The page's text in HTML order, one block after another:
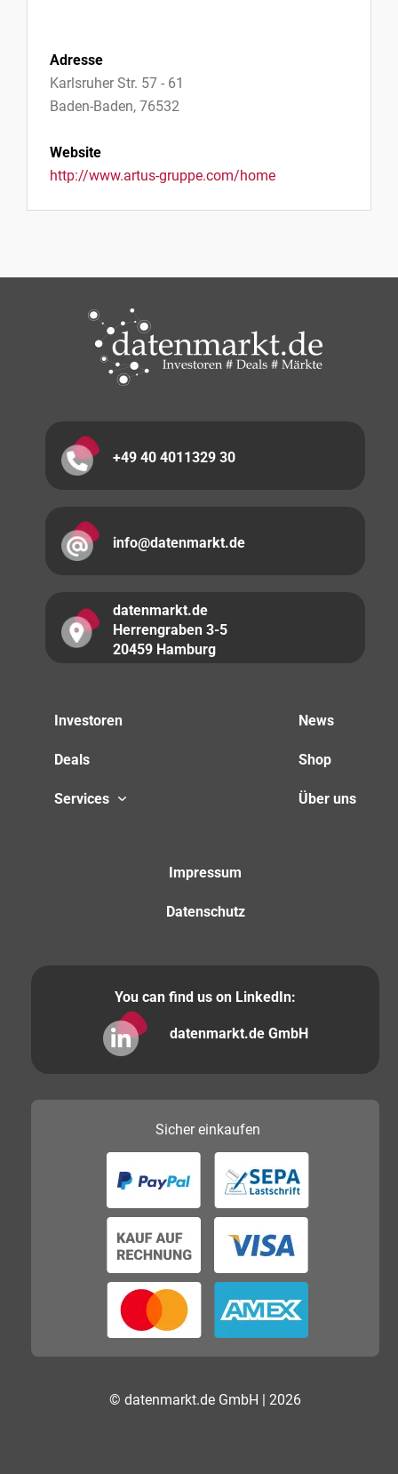
Adresse
Karlsruher Str. 57 - 61
Baden-Baden, 76532
Website
http://www.artus-gruppe.com/home
+49 40 4011329 30
info@datenmarkt.de
datenmarkt.de
Herrengraben 3-5
20459 Hamburg
Investoren
Deals
Services
News
Shop
Über uns
Impressum
Datenschutz
You can find us on LinkedIn:
datenmarkt.de GmbH
Sichereinkaufen
© datenmarkt.de GmbH | 2026